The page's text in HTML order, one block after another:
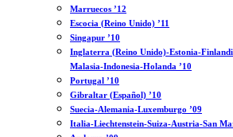
Marruecos ’12
Escocia (Reino Unido) ’11
Singapur ’10
Inglaterra (Reino Unido)-Estonia-
Malasia-Indonesia-Holanda ’10
Portugal ’10
Gibraltar (Español) ’10
Suecia-Alemania-Luxemburgo ’09
Italia-Liechtenstein-Suiza-Austria-San